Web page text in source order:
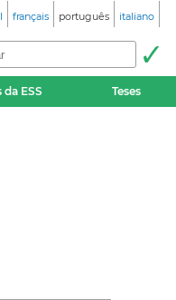
français português italiano
ESS Teses